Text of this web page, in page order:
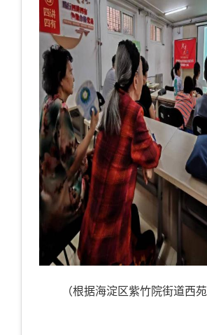
（根据海淀区紫竹院街道西